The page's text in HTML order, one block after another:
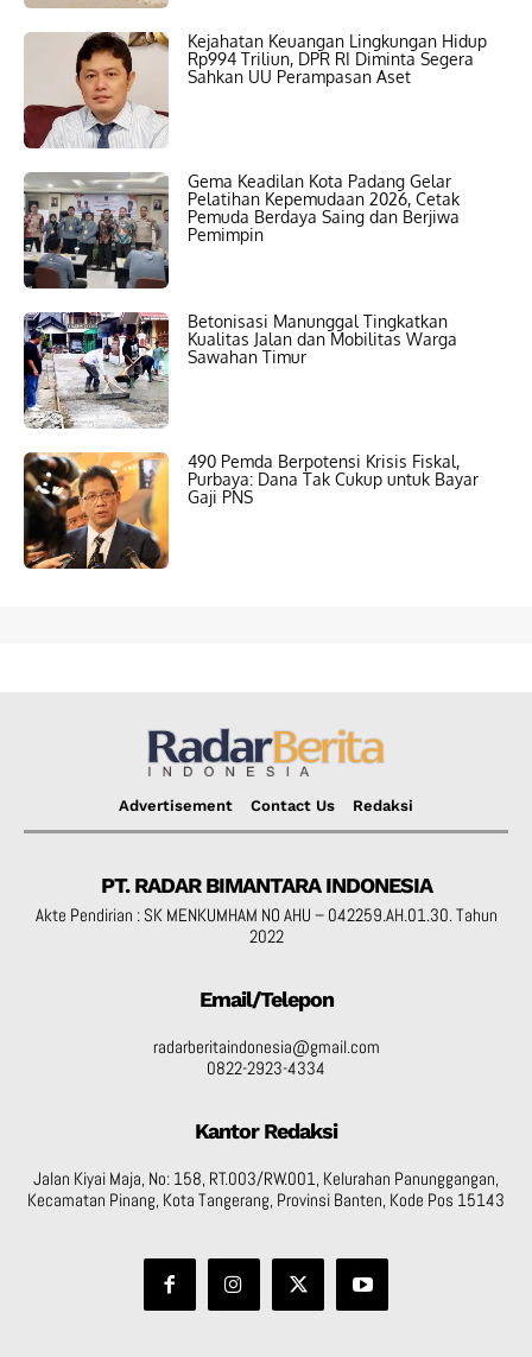
Kejahatan Keuangan Lingkungan Hidup
Rp994 Triliun, DPR RI Diminta Segera
Sahkan UU Perampasan Aset
Gema Keadilan Kota Padang Gelar
Pelatihan Kepemudaan 2026, Cetak
Pemuda Berdaya Saing dan Berjiwa
Pemimpin
Betonisasi Manunggal Tingkatkan
Kualitas Jalan dan Mobilitas Warga
Sawahan Timur
490 Pemda Berpotensi Krisis Fiskal,
Purbaya: Dana Tak Cukup untuk Bayar
Gaji PNS
Advertisement Contact Us Redaksi
PT. RADAR BIMANTARA INDONESIA
Akte Pendirian : SK MENKUMHAM NO AHU – 042259.AH.01.30. Tahun
2022
Email/Telepon
radarberitaindonesia@gmail.com
0822-2923-4334
Kantor Redaksi
Jalan Kiyai Maja, No: 158, RT.003/RW.001, Kelurahan Panunggangan,
Kecamatan Pinang, Kota Tangerang, Provinsi Banten, Kode Pos 15143